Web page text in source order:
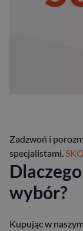
Zadzwoń i
specjalistami.
wybór?
Kupując w